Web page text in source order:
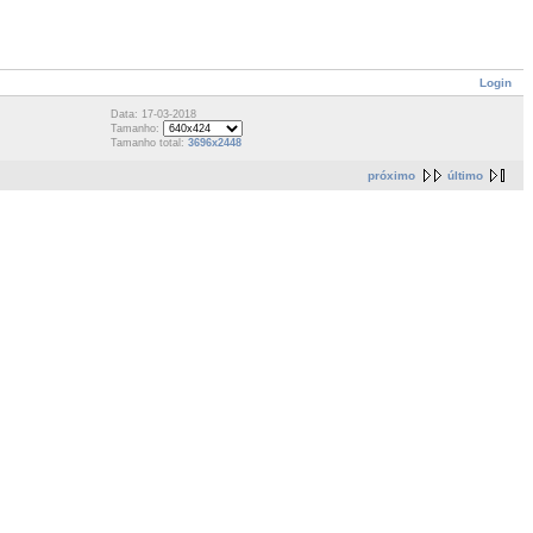
Login
Data: 17-03-2018
Tamanho:
Tamanho total: 3696x2448
próximo último